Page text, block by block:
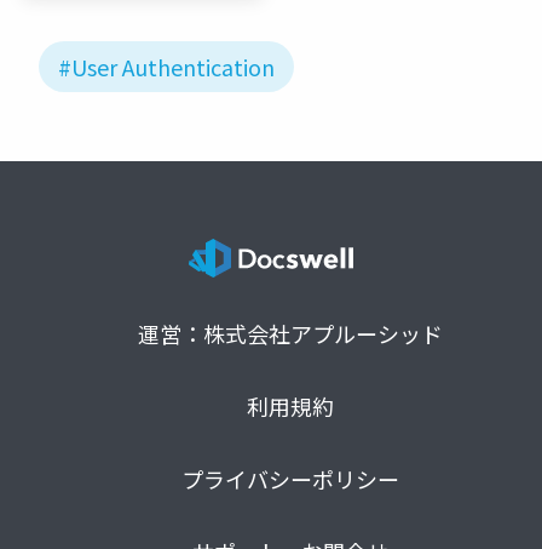
#User Authentication
運営：株式会社アプルーシッド
利用規約
プライバシーポリシー